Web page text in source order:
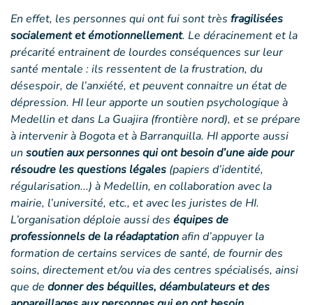
En effet, les personnes qui ont fui sont très fragilisées
socialement et émotionnellement. Le déracinement et la
précarité entrainent de lourdes conséquences sur leur
santé mentale : ils ressentent de la frustration, du
désespoir, de l’anxiété, et peuvent connaitre un état de
dépression. HI leur apporte un soutien psychologique à
Medellin et dans La Guajira (frontière nord), et se prépare
à intervenir à Bogota et à Barranquilla. HI apporte aussi
un soutien aux personnes qui ont besoin d’une aide pour
résoudre les questions légales (papiers d’identité,
régularisation...) à Medellin, en collaboration avec la
mairie, l’université, etc., et avec les juristes de HI.
L’organisation déploie aussi des équipes de
professionnels de la réadaptationafin d’appuyer la
formation de certains services de santé, de fournir des
soins, directement et/ou via des centres spécialisés, ainsi
que de donner des béquilles, déambulateurs et des